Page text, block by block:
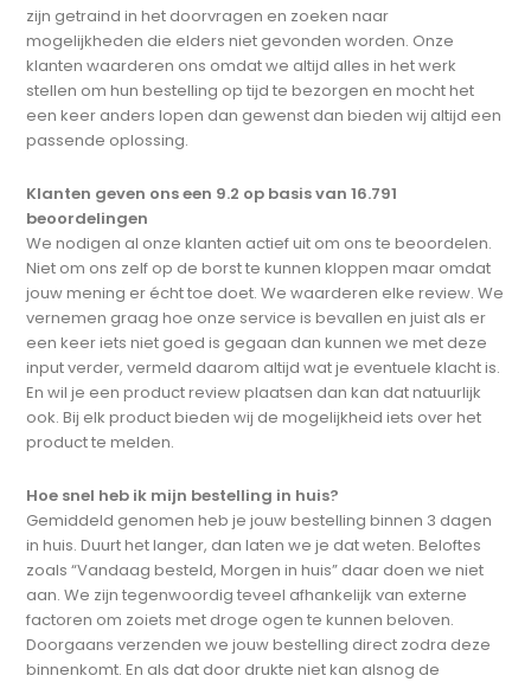
zijn getraind in het doorvragen en zoeken naar
mogelijkheden die elders niet gevonden worden. Onze
klanten waarderen ons omdat we altijd alles in het werk
stellen om hun bestelling op tijd te bezorgen en mocht het
een keer anders lopen dan gewenst dan bieden wij altijd een
passende oplossing.
Klanten geven ons een 9.2 op basis van 16.791
beoordelingen
We nodigen al onze klanten actief uit om ons te beoordelen.
Niet om ons zelf op de borst te kunnen kloppen maar omdat
jouw mening er écht toe doet. We waarderen elke review. We
vernemen graag hoe onze service is bevallen en juist als er
een keer iets niet goed is gegaan dan kunnen we met deze
input verder, vermeld daarom altijd wat je eventuele klacht is.
En wil je een product review plaatsen dan kan dat natuurlijk
ook. Bij elk product bieden wij de mogelijkheid iets over het
product te melden.
Hoe snel heb ik mijn bestelling in huis?
Gemiddeld genomen heb je jouw bestelling binnen 3 dagen
in huis. Duurt het langer, dan laten we je dat weten. Beloftes
zoals “Vandaag besteld, Morgen in huis” daar doen we niet
aan. We zijn tegenwoordig teveel afhankelijk van externe
factoren om zoiets met droge ogen te kunnen beloven.
Doorgaans verzenden we jouw bestelling direct zodra deze
binnenkomt. En als dat door drukte niet kan alsnog de